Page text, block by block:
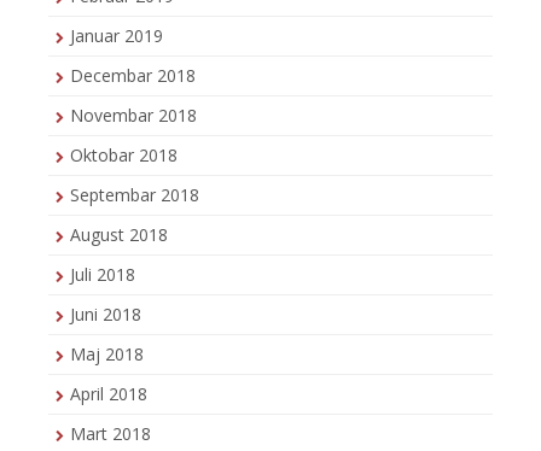
Januar 2019
Decembar 2018
Novembar 2018
Oktobar 2018
Septembar 2018
August 2018
Juli 2018
Juni 2018
Maj 2018
April 2018
Mart 2018